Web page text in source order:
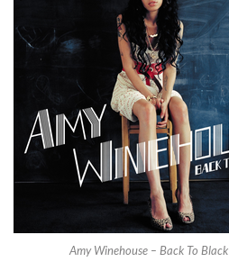
Amy Winehouse – Back To Black